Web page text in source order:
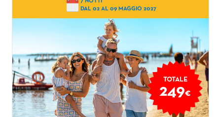
7 NOTTI
DAL 02 AL 09 MAGGIO 2027
TOTALE
249€